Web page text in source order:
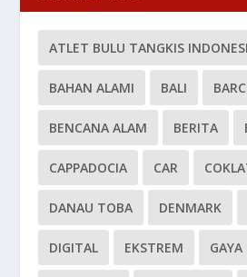
ATLET BULU TANGKIS
BAHAN ALAMI BALI
BENCANA ALAM BERITA
CAPPADOCIA CAR
DANAU TOBA DENMARK
DIGITAL EKSTREM